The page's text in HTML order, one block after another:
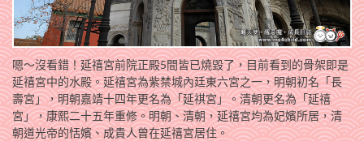
嗯～沒看錯！延禧宮前院正殿5間皆已燒毀了，目前看到的骨架即是
延禧宮中的水殿。延禧宮為紫禁城內廷東六宮之一，明朝初名「長
壽宮」，明朝嘉靖十四年更名為「延祺宮」。清朝更名為「延禧
宮」，康熙二十五年重修。明朝、清朝，延禧宮均為妃嬪所居，清
朝道光帝的恬嬪、成貴人曾在延禧宮居住。